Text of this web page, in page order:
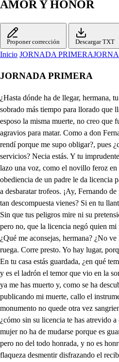
AMOR Y HONOR
Proponer corrección Descargar TXT
Inicio JORNADA PRIMERA
JORNADA PRIMERA
¿Hasta dónde ha de llegar, hermana, tu llanto injusto? No hay causa para llorar. ¿Piensas, casando a disgusto, que te ha de faltar lugar? Mientras que llegue el marido que estés alegre te pido, que después tendrás sobrado más tiempo para llorado que llanto para sentido. Antes habrá de faltarme tiempo en mi llanto piadoso y es razón anticiparme por ver que ha de ser forzoso morir si llego a casarme. Pues, cuando fuera tu esposo la misma muerte, no creo que fuera más temeroso. Lo que tiene menos feo me viene a ser más dañoso porque, como he de guardar obediencia, he de callar y, así, ha venido a tener vista para obedecer y agravios para matar. Como a don Fernando adoras así al marqués aborreces y tu casamiento lloras. ¡Qué buen consuelo me ofreces! ¡Qué bien mis penas mejoras! ¿No sabes que llegué a dar el alma a quien me rendí porque me supo obligar?, pues ¿cómo, si se la di, se la he de poder quitar? ¿Hay contra su amor indicios? ¿Da celos por beneficios? Pues, cuando sirve mejor, ¿ha de pagarle mi amor con agravios por servicios? Necia estás. Y tu imprudente. Sí estoy, pues quiero forzada, que mi desdicha me cuente sufrida por ser honrada y humilde por obediente, que, a no forzar mi albedrío, viera el necio dueño mío romper el lazo una voz, como el novillo feroz en las márgenes del río que burla entre sus cristales del dueño el pesado yugo; fueran mis glorias iguales, pues las lágrimas que enjugo dieran sagrado a mis males, pero la injusta obediencia de un padre le da licencia para que el templo de amor, como tirano señor, le robe sin resistencia. Juzgo sus intentos feos, pues, multiplicando enojos, con sus tiranos deseos viene [a] atropellar despojos y a desbaratar trofeos. ¡Ay, Fernando de mi vida! El cielo su boda impida, pues ve que al marqués adoro. Lloro sin